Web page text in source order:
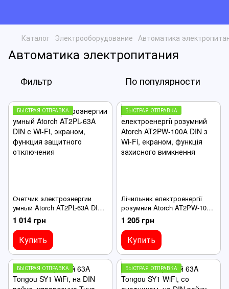
Каталог Электрооборудование Автоматика
Автоматика электропитания
Фильтр По популярности
БЫСТРАЯ ОТПРАВКА
Счетчик электроэнергии
умный Atorch AT2PL-63A DIN с
Wi-Fi, экраном, функция
защитного отключения
1 014 грн
Купить
БЫСТРАЯ ОТПРАВКА
Лічильник електроенергії
розумний Atorch AT2PW-100А
DIN з Wi-Fi, екраном, функція
захисного вимкнення
1 205 грн
Купить
БЫСТРАЯ ОТПРАВКА БЫСТРАЯ ОТПРАВКА